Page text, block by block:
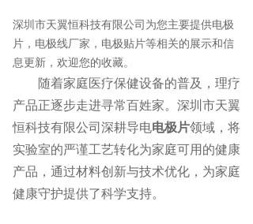
深圳市天翼恒科技有限公司为您主要提供电极
片 ，电极线厂家，电极贴片等相关的展示和信
息更新，欢迎您的收藏。
随着家庭医疗保健设备的普及，理疗
产品正逐步走进寻常百姓家。深圳市天翼
恒科技有限公司深耕导电电极片领域，将
实验室的严谨工艺转化为家庭可用的健康
产品，通过材料创新与技术优化，为家庭
健康守护提供了科学支持。